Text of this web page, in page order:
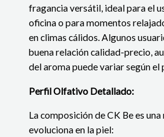
fragancia versátil, ideal para el
oficina o para momentos
en climas cálidos. Algunos
buena relación calidad-precio,
del aroma puede variar según el
Perfil Olfativo Detallado:
La composición de CK Be es una
evoluciona en la piel: